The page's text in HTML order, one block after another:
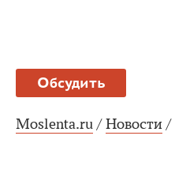
Обсудить
Moslenta.ru / Новости /